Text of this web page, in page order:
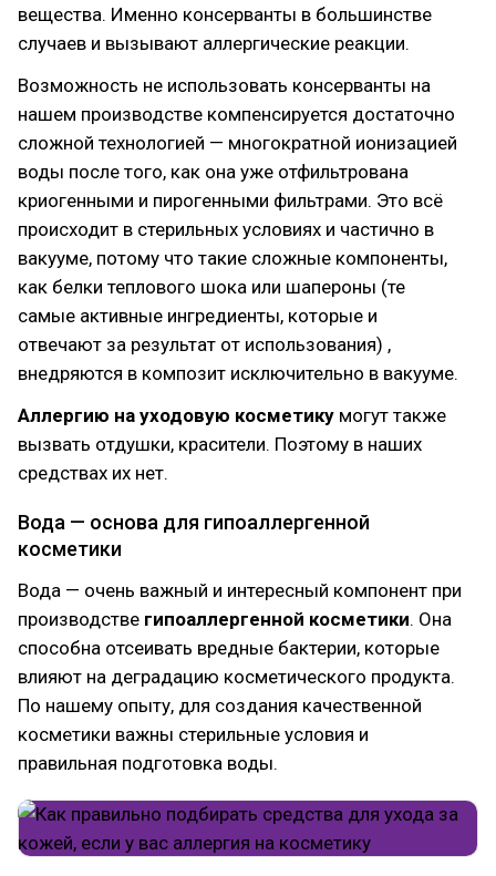
вещества. Именно консерванты в большинстве
случаев и вызывают аллергические реакции.
Возможность не использовать консерванты на
нашем производстве компенсируется достаточно
сложной технологией — многократной ионизацией
воды после того, как она уже отфильтрована
криогенными и пирогенными фильтрами. Это всё
происходит в стерильных условиях и частично в
вакууме, потому что такие сложные компоненты,
как белки теплового шока или шапероны (те
самые активные ингредиенты, которые и
отвечают за результат от использования) ,
внедряются в композит исключительно в вакууме.
Аллергию на уходовую косметику могут также
вызвать отдушки, красители. Поэтому в наших
средствах их нет.
Вода — основа для гипоаллергенной
косметики
Вода — очень важный и интересный компонент при
производстве гипоаллергенной косметики. Она
способна отсеивать вредные бактерии, которые
влияют на деградацию косметического продукта.
По нашему опыту, для создания качественной
косметики важны стерильные условия и
правильная подготовка воды.